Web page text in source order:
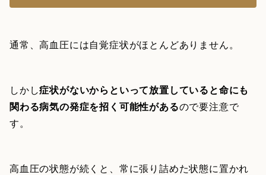
通常、高血圧には自覚症状がほとんどありません。
しかし症状がないからといって放置していると命にも
関わる病気の発症を招く可能性があるので要注意で
す。
高血圧の状態が続くと、常に張り詰めた状態に置かれ